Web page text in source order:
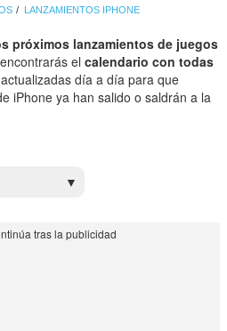
LANZAMIENTOS IPHONE
próximos lanzamientos de juegos
elcalendario con todas
día a día para que
iPhone ya han salido o saldrán a la